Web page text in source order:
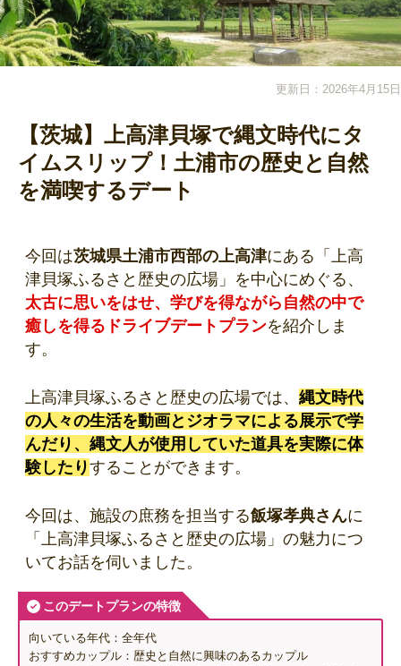
更新日：2026年4月15日
【茨城】上高津貝塚で縄文時代にタ
イムスリップ！土浦市の歴史と自然
を満喫するデート
今回は茨城県土浦市西部の上高津にある「上高
津貝塚ふるさと歴史の広場」を中心にめぐる、
太古に思いをはせ、学びを得ながら自然の中で
癒しを得るドライブデートプランを紹介しま
す。
上高津貝塚ふるさと歴史の広場では、 縄文時代
の人々の生活を動画とジオラマによる展示で学
んだり、縄文人が使用していた道具を実際に体
験したりすることができます。
今回は、施設の庶務を担当する飯塚孝典さんに
「上高津貝塚ふるさと歴史の広場」の魅力につ
いてお話を伺いました。
このデートプランの特徴
向いている年代：全年代
おすすめカップル：歴史と自然に興味のあるカップル